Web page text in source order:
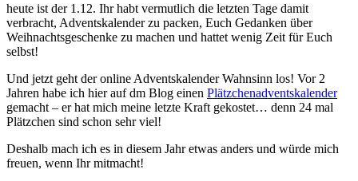
heute ist der 1.12. Ihr habt vermutlich die letzten Tage damit
verbracht, Adventskalender zu packen, Euch Gedanken über
Weihnachtsgeschenke zu machen und hattet wenig Zeit für Euch
selbst!
Und jetzt geht der online Adventskalender Wahnsinn los! Vor 2
Jahren habe ich hier auf dm Blog einen Plätzchenadventskalender
gemacht – er hat mich meine letzte Kraft gekostet… denn 24 mal
Plätzchen sind schon sehr viel!
Deshalb mach ich es in diesem Jahr etwas anders und würde mich
freuen, wenn Ihr mitmacht!